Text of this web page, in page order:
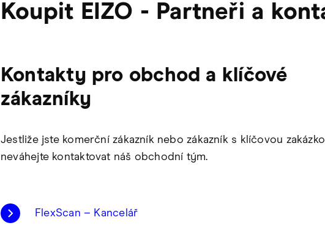
Koupit EIZO - Partneři a
Kontakty pro obchod a klíčové
zákazníky
Jestliže jste komerční zákazník nebo zákazník s klíčovou
neváhejte kontaktovat náš obchodní tým.
FlexScan – Kancelář